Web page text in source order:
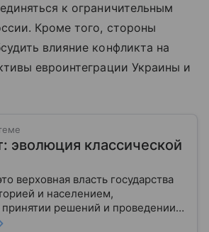
к ограничительным
Кроме того, стороны
влияние конфликта на
евроинтеграции Украины и
эволюция классической
верховная власть государства
и населением,
принятии решений и проведении